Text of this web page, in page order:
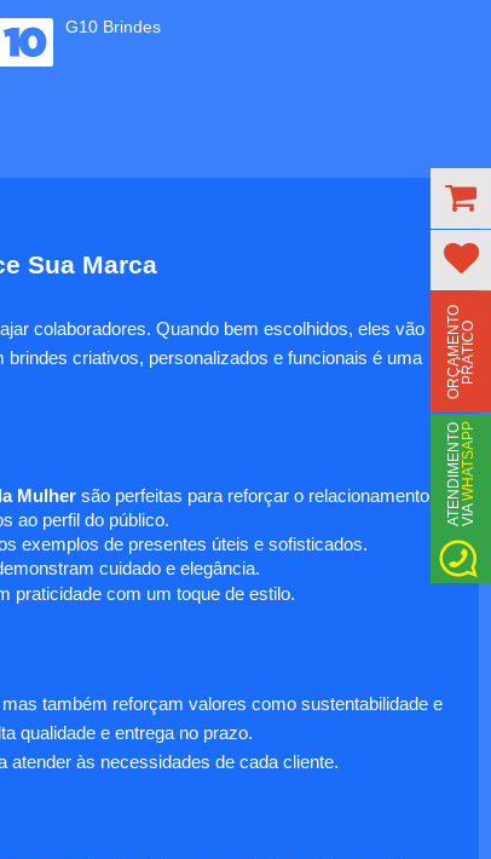
G10 Brindes
Sua Marca
colaboradores. Quando bem escolhidos, eles vão
criativos, personalizados e funcionais é uma
Mulher são perfeitas para reforçar o relacionamento
ao perfil do público.
exemplos de presentes úteis e sofisticados.
cuidado e elegância.
praticidade com um toque de estilo.
também reforçam valores como sustentabilidade e
qualidade e entrega no prazo.
atender às necessidades de cada cliente.
O
R
Ç
A
M
E
N
T
O
P
R
Á
T
I
CO
A
TE
N
D
I
M
E
N
T
O
V
I
AWHATSAPP